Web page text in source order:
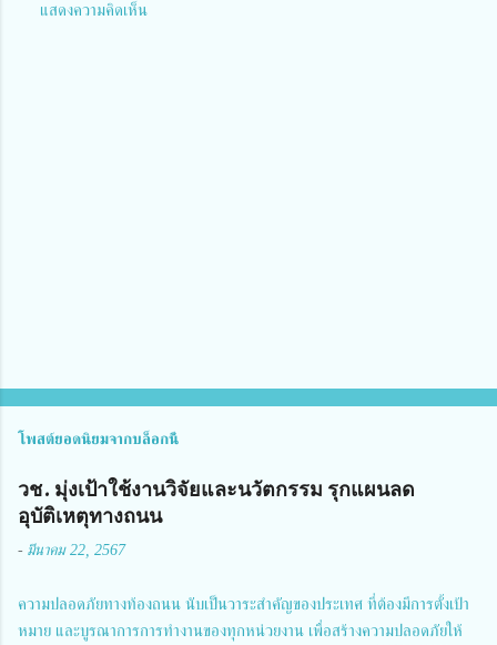
แสดงความคิดเห็น
โพสต์ยอดนิยมจากบล็อกนี้
วช. มุ่งเป้าใช้งานวิจัยและนวัตกรรม รุกแผนลด
อุบัติเหตุทางถนน
- มีนาคม 22, 2567
ความปลอดภัยทางท้องถนน นับเป็นวาระสำคัญของประเทศ ที่ต้องมีการตั้งเป้า
หมาย และบูรณาการการทำงานของทุกหน่วยงาน เพื่อสร้างความปลอดภัยให้